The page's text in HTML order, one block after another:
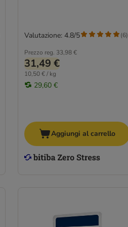
Prezzo reg. 33,98 €
31,49 €
10,50 € / kg
29,60 €
Valutazione: 4.8/5 (6)
Aggiungi al carrello